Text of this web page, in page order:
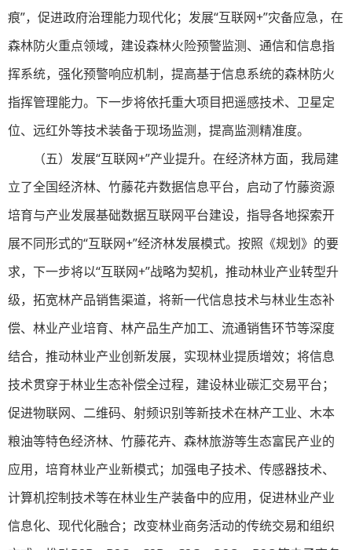
痕”，促进政府治理能力现代化；发展“互联网+”灾备应急，在
森林防火重点领域，建设森林火险预警监测、通信和信息指
挥系统，强化预警响应机制，提高基于信息系统的森林防火
指挥管理能力。下一步将依托重大项目把遥感技术、卫星定
位、远红外等技术装备于现场监测，提高监测精准度。
（五）发展“互联网+”产业提升。在经济林方面，我局建
立了全国经济林、竹藤花卉数据信息平台，启动了竹藤资源
培育与产业发展基础数据互联网平台建设，指导各地探索开
展不同形式的“互联网+”经济林发展模式。按照《规划》的要
求，下一步将以“互联网+”战略为契机，推动林业产业转型升
级，拓宽林产品销售渠道，将新一代信息技术与林业生态补
偿、林业产业培育、林产品生产加工、流通销售环节等深度
结合，推动林业产业创新发展，实现林业提质增效；将信息
技术贯穿于林业生态补偿全过程，建设林业碳汇交易平台；
促进物联网、二维码、射频识别等新技术在林产工业、木本
粮油等特色经济林、竹藤花卉、森林旅游等生态富民产业的
应用，培育林业产业新模式；加强电子技术、传感器技术、
计算机控制技术等在林业生产装备中的应用，促进林业产业
信息化、现代化融合；改变林业商务活动的传统交易和组织